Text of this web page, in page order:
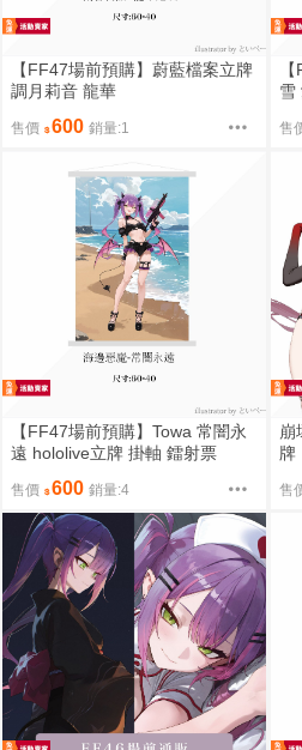
【FF47場前預購】蔚藍檔案立牌
調月莉音 龍華
售價 600 銷量:1
雪
售
【FF47場前預購】Towa 常闇永
遠 hololive立牌 掛軸 鐳射票
售價 600 銷量:4
崩
牌
售